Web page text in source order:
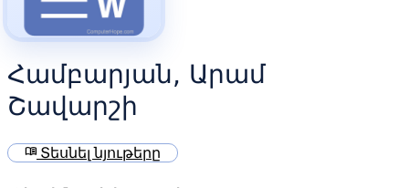
Համբարյան, Արամ
Շավարշի
menu_book Տեսնել նյութերը